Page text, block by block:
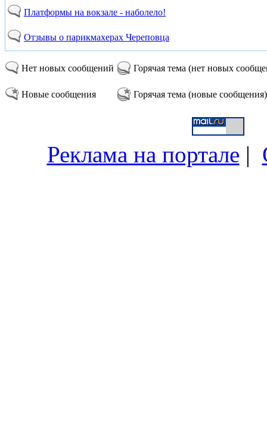
Платформы на вокзале - наболело!
Отзывы о парикмахерах Череповца
Нет новых сообщений
Новые сообщения
Горячая тема (нет новых
Горячая тема (новые сообщения)
Реклама на портале |